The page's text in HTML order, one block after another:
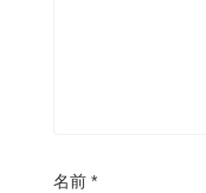
名前 *